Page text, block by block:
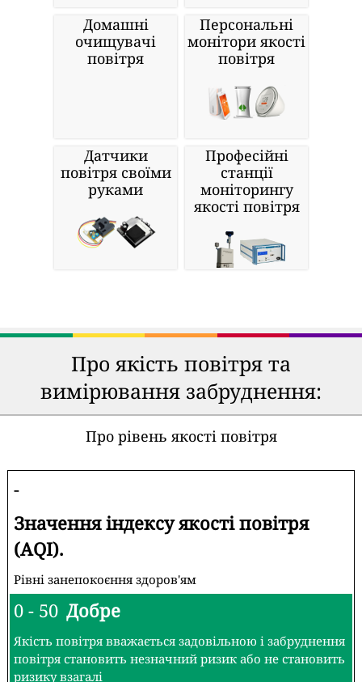
Домашні
очищувачі
повітря
Персональні
монітори якості
повітря
Датчики
повітря своїми
руками
Професійні
станції
моніторингу
якості повітря
Про якість повітря та
вимірювання забруднення:
Про рівень якості повітря
-
Значення індексу якості повітря
(AQI).
Рівні занепокоєння здоров'ям
0 - 50 Добре
Якість повітря вважається задовільною і забруднення
повітря становить незначний ризик або не становить
ризику взагалі